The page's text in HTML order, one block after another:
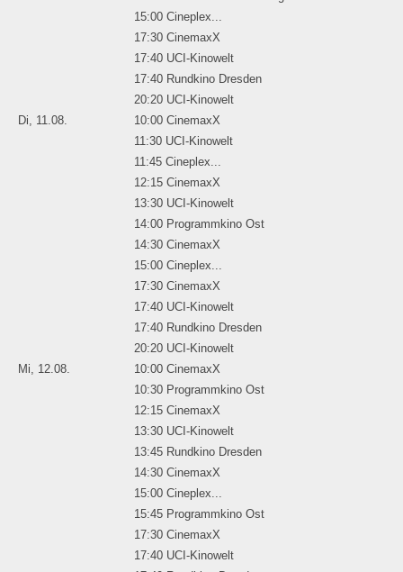
15:00 Cineplex...
17:30 CinemaxX
17:40 UCI-Kinowelt
17:40 Rundkino Dresden
20:20 UCI-Kinowelt
Di, 11.08.
10:00 CinemaxX
11:30 UCI-Kinowelt
11:45 Cineplex...
12:15 CinemaxX
13:30 UCI-Kinowelt
14:00 Programmkino Ost
14:30 CinemaxX
15:00 Cineplex...
17:30 CinemaxX
17:40 UCI-Kinowelt
17:40 Rundkino Dresden
20:20 UCI-Kinowelt
Mi, 12.08.
10:00 CinemaxX
10:30 Programmkino Ost
12:15 CinemaxX
13:30 UCI-Kinowelt
13:45 Rundkino Dresden
14:30 CinemaxX
15:00 Cineplex...
15:45 Programmkino Ost
17:30 CinemaxX
17:40 UCI-Kinowelt